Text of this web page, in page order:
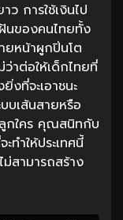
ว การใช้เงินไป
นของคนไทยทั้ง
ยหน้าผูกปิ่นโต
าต่อให้เด็กไทยที่
ที่จะเอาชนะ
บเส้นสายหรือ
กใคร คุณสนิทกับ
ทำให้ประเทศนี้
ม่สามารถสร้าง